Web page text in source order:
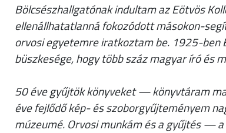
Bölcsészhallgatónak indultam az Eötvös
ellenállhatatlanná fokozódott másokon-
orvosi egyetemre iratkoztam be. 1925-ben
büszkesége, hogy több száz magyar író
50 éve gyűjtök könyveket — könyvtáram
éve fejlődő kép- és szoborgyűjteményem
múzeumé. Orvosi munkám és a gyűjtés —